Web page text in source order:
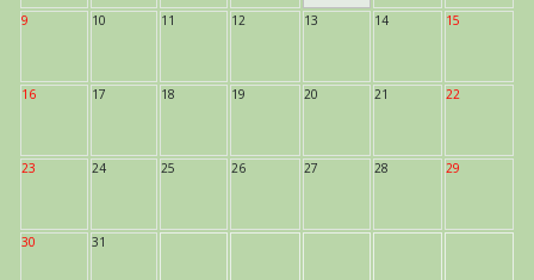
9 10 11 12 13 14 15
16 17 18 19 20 21 22
23 24 25 26 27 28 29
30 31